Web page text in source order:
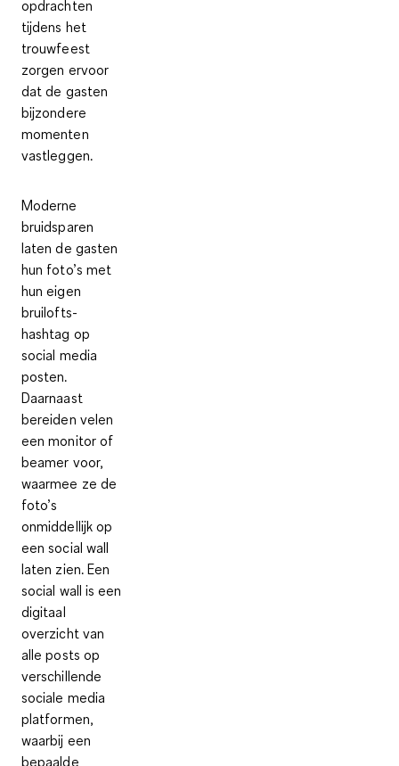
opdrachten
tijdens het
trouwfeest
zorgen ervoor
dat de gasten
bijzondere
momenten
vastleggen.
Moderne
bruidsparen
laten de gasten
hun foto’s met
huneigen
bruilofts-
hashtag op
social media
posten.
Daarnaast
bereiden velen
een monitor of
beamer voor,
waarmee ze de
foto’s
onmiddellijk op
een social wall
laten zien. Een
social wall is een
digitaal
overzicht van
alle posts op
verschillende
sociale media
platformen,
waarbij een
bepaalde